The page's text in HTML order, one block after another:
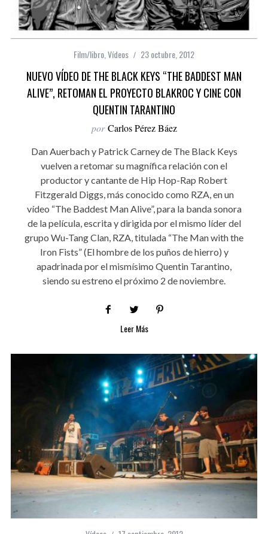
Film/libro Vídeos 23 octubre, 2012
NUEVO VÍDEO DE THE BLACK KEYS “THE BADDEST MAN
ALIVE”, RETOMAN EL PROYECTO BLAKROC Y CINE CON
QUENTIN TARANTINO
por Carlos Pérez Báez
Dan Auerbach y Patrick Carney de The Black Keys
vuelven a retomar su magnífica relación con el
productor y cantante de Hip Hop-Rap Robert
Fitzgerald Diggs, más conocido como RZA, en un
vídeo “The Baddest Man Alive”, para la banda sonora
de la película, escrita y dirigida por el mismo líder del
grupo Wu-Tang Clan, RZA, titulada “The Man with the
Iron Fists” (El hombre de los puños de hierro) y
apadrinada por el mismísimo Quentin Tarantino,
siendo su estreno el próximo 2 de noviembre.
Leer Más